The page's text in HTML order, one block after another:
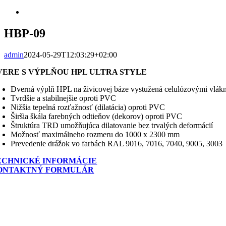
obrázok
HBP-09
admin2024-05-29T12:03:29+02:00
S VÝPLŇOU HPL ULTRA STYLE
Dverná výplň HPL na živicovej báze vystužená celulózovými
Tvrdšie a stabilnejšie oproti PVC
Nižšia tepelná rozťažnosť (dilatácia) oproti PVC
Širšia škála farebných odtieňov (dekorov) oproti PVC
Štruktúra TRD umožňujúca dilatovanie bez trvalých deformácií
Možnosť maximálneho rozmeru do 1000 x 2300 mm
Prevedenie drážok vo farbách RAL 9016, 7016, 7040, 9005, 3003
INFORMÁCIE
FORMULÁR